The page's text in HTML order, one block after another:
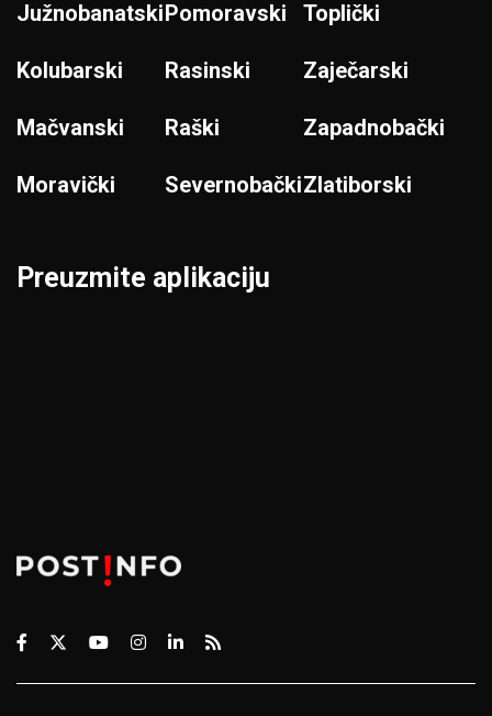
Južnobanatski
Kolubarski
Mačvanski
Moravički
Pomoravski
Rasinski
Raški
Severnobački
Toplički
Zaječarski
Zapadnobački
Zlatiborski
Preuzmite aplikaciju